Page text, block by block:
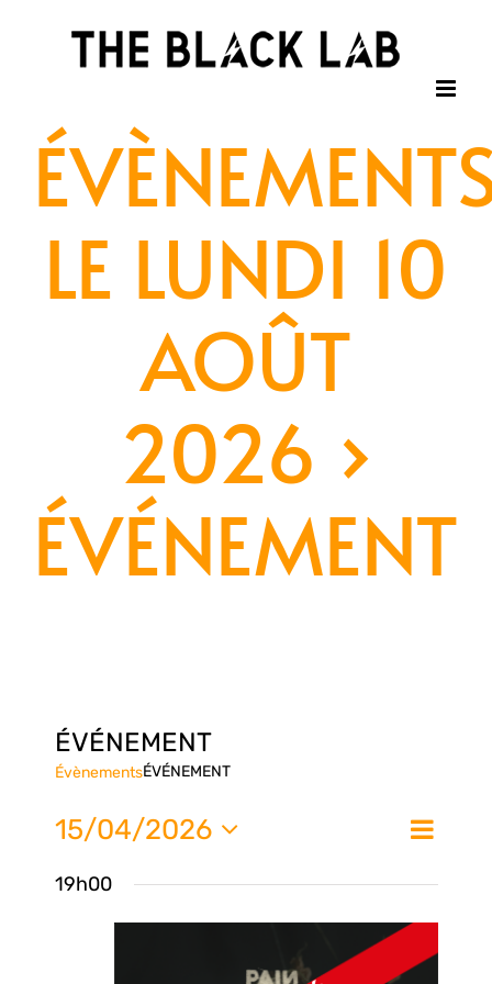
LE LUNDI 10
AOÛT
2026 ›
ÉVÉNEMENT
ÉVÉNEMENT
ÉvènementsÉVÉNEMENT
Jour
15/04/2026
une
date.
19h00